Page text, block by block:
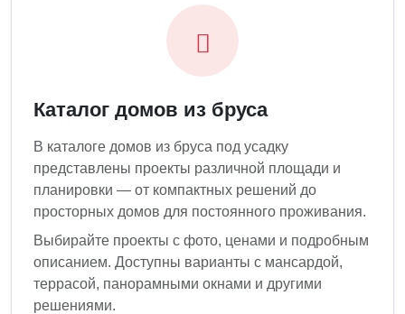
Каталог домов из бруса
В каталоге домов из бруса под усадку
представлены проекты различной площади и
планировки — от компактных решений до
просторных домов для постоянного проживания.
Выбирайте проекты с фото, ценами и подробным
описанием. Доступны варианты с мансардой,
террасой, панорамными окнами и другими
решениями.